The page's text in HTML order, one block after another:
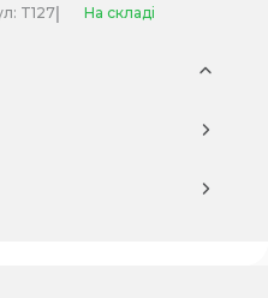
T127| На складі